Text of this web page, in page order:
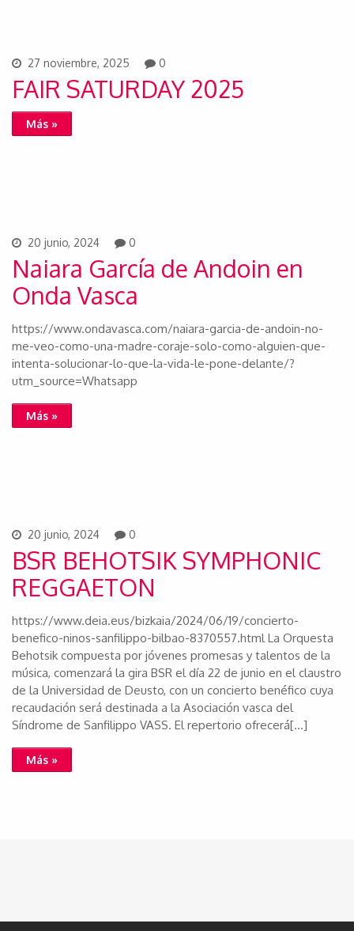
27 noviembre, 2025 0
FAIR SATURDAY 2025
Más »
20 junio, 2024 0
Naiara García de Andoin en
Onda Vasca
https://www.ondavasca.com/naiara-garcia-de-andoin-no-
me-veo-como-una-madre-coraje-solo-como-alguien-que-
intenta-solucionar-lo-que-la-vida-le-pone-delante/?
utm_source=Whatsapp
Más »
20 junio, 2024 0
BSR BEHOTSIK SYMPHONIC
REGGAETON
https://www.deia.eus/bizkaia/2024/06/19/concierto-
benefico-ninos-sanfilippo-bilbao-8370557.html La Orquesta
Behotsik compuesta por jóvenes promesas y talentos de la
música, comenzará la gira BSR el día 22 de junio en el claustro
de la Universidad de Deusto, con un concierto benéfico cuya
recaudación será destinada a la Asociación vasca del
Síndrome de Sanfilippo VASS. El repertorio ofrecerá[…]
Más »